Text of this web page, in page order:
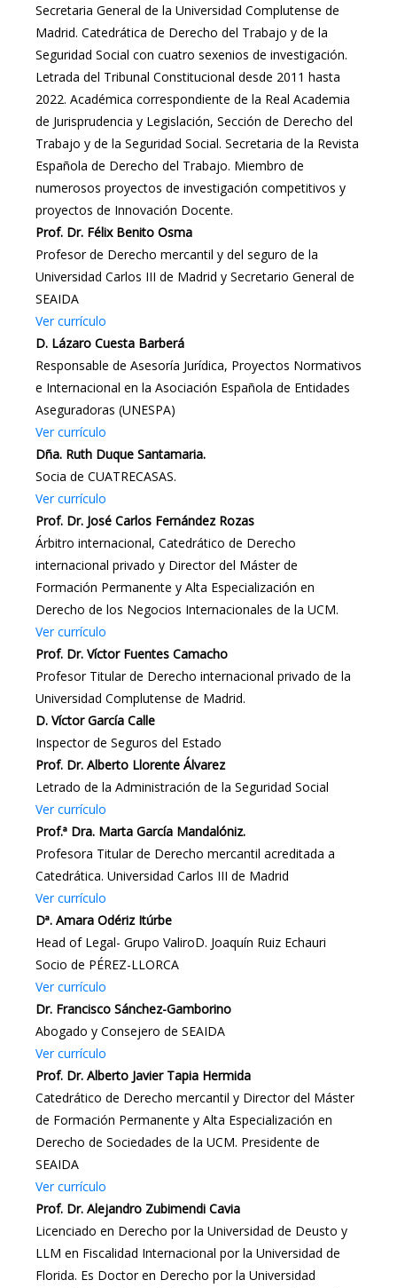
Secretaria General de la Universidad Complutense de
Madrid. Catedrática de Derecho del Trabajo y de la
Seguridad Social con cuatro sexenios de investigación.
Letrada del Tribunal Constitucional desde 2011 hasta
2022. Académica correspondiente de la Real Academia
de Jurisprudencia y Legislación, Sección de Derecho del
Trabajo y de la Seguridad Social. Secretaria de la Revista
Española de Derecho del Trabajo. Miembro de
numerosos proyectos de investigación competitivos y
proyectos de Innovación Docente.
Prof. Dr. Félix Benito Osma
Profesor de Derecho mercantil y del seguro de la
Universidad Carlos III de Madrid y Secretario General de
SEAIDA
Ver currículo
D. Lázaro Cuesta Barberá
Responsable de Asesoría Jurídica, Proyectos Normativos
e Internacional en la Asociación Española de Entidades
Aseguradoras (UNESPA)
Ver currículo
Dña. Ruth Duque Santamaria.
Socia de CUATRECASAS.
Ver currículo
Prof. Dr. José Carlos Fernández Rozas
Árbitro internacional, Catedrático de Derecho
internacional privado y Director del Máster de
Formación Permanente y Alta Especialización en
Derecho de los Negocios Internacionales de la UCM.
Ver currículo
Prof. Dr. Víctor Fuentes Camacho
Profesor Titular de Derecho internacional privado de la
Universidad Complutense de Madrid.
D. Víctor García Calle
Inspector de Seguros del Estado
Prof. Dr. Alberto Llorente Álvarez
Letrado de la Administración de la Seguridad Social
Ver currículo
Prof.ª Dra. Marta García Mandalóniz.
Profesora Titular de Derecho mercantil acreditada a
Catedrática. Universidad Carlos III de Madrid
Ver currículo
Dª. Amara Odériz Itúrbe
Head of Legal- Grupo ValiroD. Joaquín Ruiz Echauri
Socio de PÉREZ-LLORCA
Ver currículo
Dr. Francisco Sánchez-Gamborino
Abogado y Consejero de SEAIDA
Ver currículo
Prof. Dr. Alberto Javier Tapia Hermida
Catedrático de Derecho mercantil y Director del Máster
de Formación Permanente y Alta Especialización en
Derecho de Sociedades de la UCM. Presidente de
SEAIDA
Ver currículo
Prof. Dr. Alejandro Zubimendi Cavia
Licenciado en Derecho por la Universidad de Deusto y
LLM en Fiscalidad Internacional por la Universidad de
Florida. Es Doctor en Derecho por la Universidad